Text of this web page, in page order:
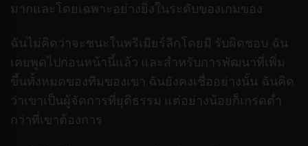
มากและโดยเฉพาะอย่างยิ่งในระดับของเกมของ
ฉันไม่คิดว่าจะชนะในพรีเมียร์ลีกโดยมี รับผิดชอบ ฉัน
เคยพูดไปก่อนหน้านี้แล้ว และสำหรับการพัฒนาที่เพิ่ม
ขึ้นทั้งหมดของทีมของเขา ฉันยังคงเชื่ออย่างนั้น ฉันคิด
ว่าเขาเป็นผู้จัดการที่ยุติธรรม แต่อย่างน้อยก็เกรดต่ำ
กว่าที่เขาต้องการ